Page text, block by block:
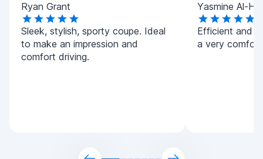
Ryan Grant
Sleek, stylish, sporty coupe. Ideal
to make an impression and
comfort driving.
Yasmine Al-
Efficient and
a very